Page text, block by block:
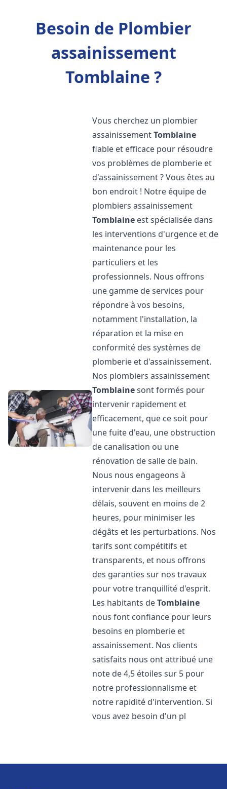
Besoin de Plombier
assainissement
Tomblaine ?
Vous cherchez un plombier
assainissementTomblaine
fiable et efficace pour résoudre
vos problèmes de plomberie et
d'assainissement ? Vous êtes au
bon endroit ! Notre équipe de
plombiers assainissement
Tomblaine est spécialisée dans
les interventions d'urgence et de
maintenance pour les
particuliers et les
professionnels. Nous offrons
une gamme de services pour
répondre à vos besoins,
notamment l'installation, la
réparation et la mise en
conformité des systèmes de
plomberie et d'assainissement.
Nos plombiers assainissement
Tomblainesont formés pour
intervenir rapidement et
efficacement, que ce soit pour
une fuite d'eau, une obstruction
de canalisation ou une
rénovation de salle de bain.
Nous nous engageons à
intervenir dans les meilleurs
délais, souvent en moins de 2
heures, pour minimiser les
dégâts et les perturbations. Nos
tarifs sont compétitifs et
transparents, et nous offrons
des garanties sur nos travaux
pour votre tranquillité d'esprit.
Les habitants deTomblaine
nous font confiance pour leurs
besoins en plomberie et
assainissement. Nos clients
satisfaits nous ont attribué une
note de 4,5 étoiles sur 5 pour
notre professionnalisme et
notre rapidité d'intervention. Si
vous avez besoin d'un pl